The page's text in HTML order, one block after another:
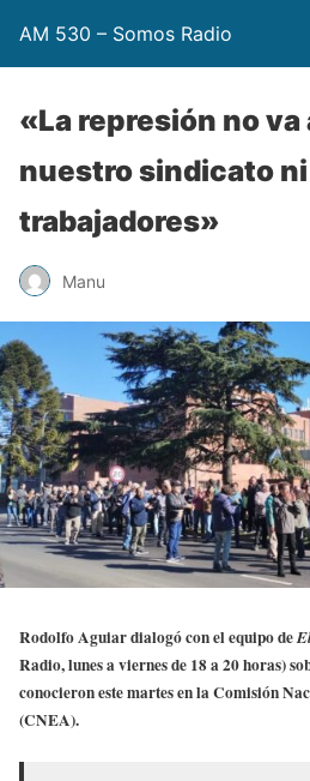
AM 530 – Somos Radio
«La represión no va
nuestro sindicato ni
trabajadores»
Manu
Rodolfo Aguiar dialogó con el equipo de
Radio, lunes a viernes de 18 a 20 horas)
conocieron este martes en la Comisión
(CNEA).